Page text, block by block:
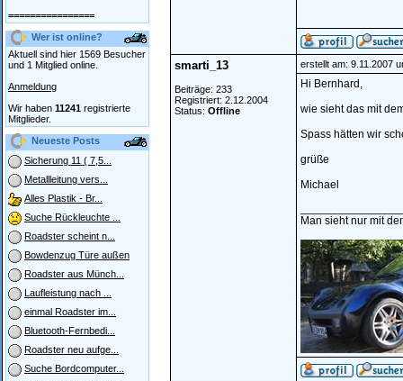
================
Wer ist online?
Aktuell sind hier 1569 Besucher
und 1 Mitglied online.
Anmeldung
Wir haben 11241 registrierte
Mitglieder.
Neueste Posts
Sicherung 11 ( 7,5...
Metallleitung vers...
Alles Plastik - Br...
Suche Rückleuchte ...
Roadster scheint n...
Bowdenzug Türe außen
Roadster aus Münch...
Laufleistung nach ...
einmal Roadster im...
Bluetooth-Fernbedi...
Roadster neu aufge...
Suche Bordcomputer...
smarti_13
Beiträge: 233
Registriert: 2.12.2004
Status: Offline
erstellt am: 9.11.2007
Hi Bernhard,
wie sieht das mit
Spass hätten wir
grüße
Michael
Man sieht nur mit